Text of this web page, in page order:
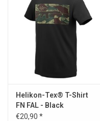
Helikon-Tex® T-Shirt
FN FAL - Black
€20,90 *